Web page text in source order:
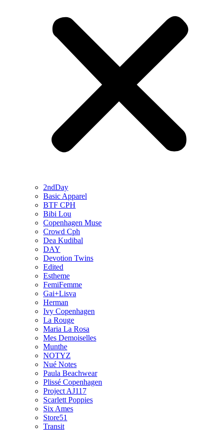
2ndDay
Basic Apparel
BTF CPH
Bibi Lou
Copenhagen Muse
Crowd Cph
Dea Kudibal
DAY
Devotion Twins
Edited
Estheme
FemiFemme
Gai+Lisva
Herman
Ivy Copenhagen
La Rouge
Maria La Rosa
Mes Demoiselles
Munthe
NOTYZ
Nué Notes
Paula Beachwear
Plissé Copenhagen
Project AJ117
Scarlett Poppies
Six Ames
Store51
Transit